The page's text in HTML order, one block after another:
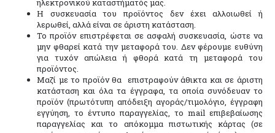
ηλεκτρονικού καταστήματός μας.
Η συσκευασία του προϊόντος δεν έχει αλλοιωθεί ή
λερωθεί, αλλά είναι σε άριστη κατάσταση.
Το προϊόν επιστρέφεται σε ασφαλή συσκευασία, ώστε να
μην φθαρεί κατά την μεταφορά του. Δεν φέρουμε ευθύνη
για τυχόν απώλεια ή φθορά κατά τη μεταφορά του
προϊόντος.
Μαζί με το προϊόν θα επιστραφούν άθικτα και σε άριστη
κατάσταση και όλα τα έγγραφα, τα οποία συνόδευαν το
προϊόν (πρωτότυπη απόδειξη αγοράς/τιμολόγιο, έγγραφη
εγγύηση, το έντυπο παραγγελίας, το mail επιβεβαίωσης
παραγγελίας και το απόκομμα πιστωτικής κάρτας (σε